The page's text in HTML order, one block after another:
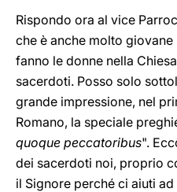
Rispondo ora al vice
che è anche molto
fanno le donne nella
sacerdoti. Posso solo
grande impressione, nel
Romano, la speciale
quoque peccatoribus".
dei sacerdoti noi, proprio
il Signore perché ci aiuti